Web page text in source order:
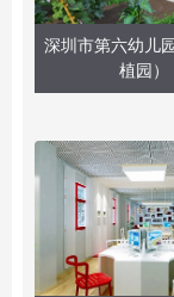
深圳市第六幼儿
植园）